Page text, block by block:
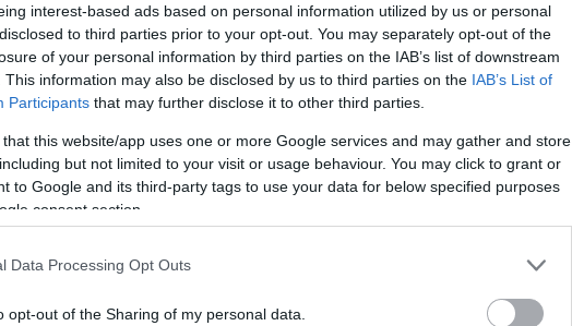
interest-based ads based on personal information utilized by us or personal
to third parties prior to your opt-out. You may separately opt-out of the
of your personal information by third parties on the IAB’s list of downstream
This information may also be disclosed by us to third parties on the IAB’s List of
Participants that may further disclose it to other third parties.
that this website/app uses one or more Google services and may gather and store
but not limited to your visit or usage behaviour. You may click to grant or
to Google and its third-party tags to use your data for below specified purposes
consent section.
Data Processing Opt Outs
opt-out of the Sharing of my personal data.
el futbolista francés, sancionado por acumulación
debería asumir su rol contra los groguet.
jornada 20
20 de LaLiga 25/26 nos dejó varios lesionados,
o Tárrega. Repasamos su estado y posible tiempo
este artículo.